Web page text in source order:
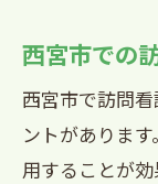
会を探る
訪問
西宮
訪問
西宮市での
西宮市で訪問
ントがありま
用することが